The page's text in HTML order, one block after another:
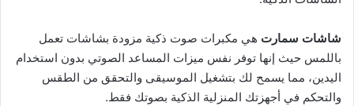
شاشات سمارت هي مكبرات صوت ذكية مزودة بشاشات تعمل
باللمس حيث إنها توفر نفس ميزات المساعد الصوتي بدون استخدام
اليدين، مما يسمح لك بتشغيل الموسيقى والتحقق من الطقس
والتحكم في أجهزتك المنزلية الذكية بصوتك فقط.